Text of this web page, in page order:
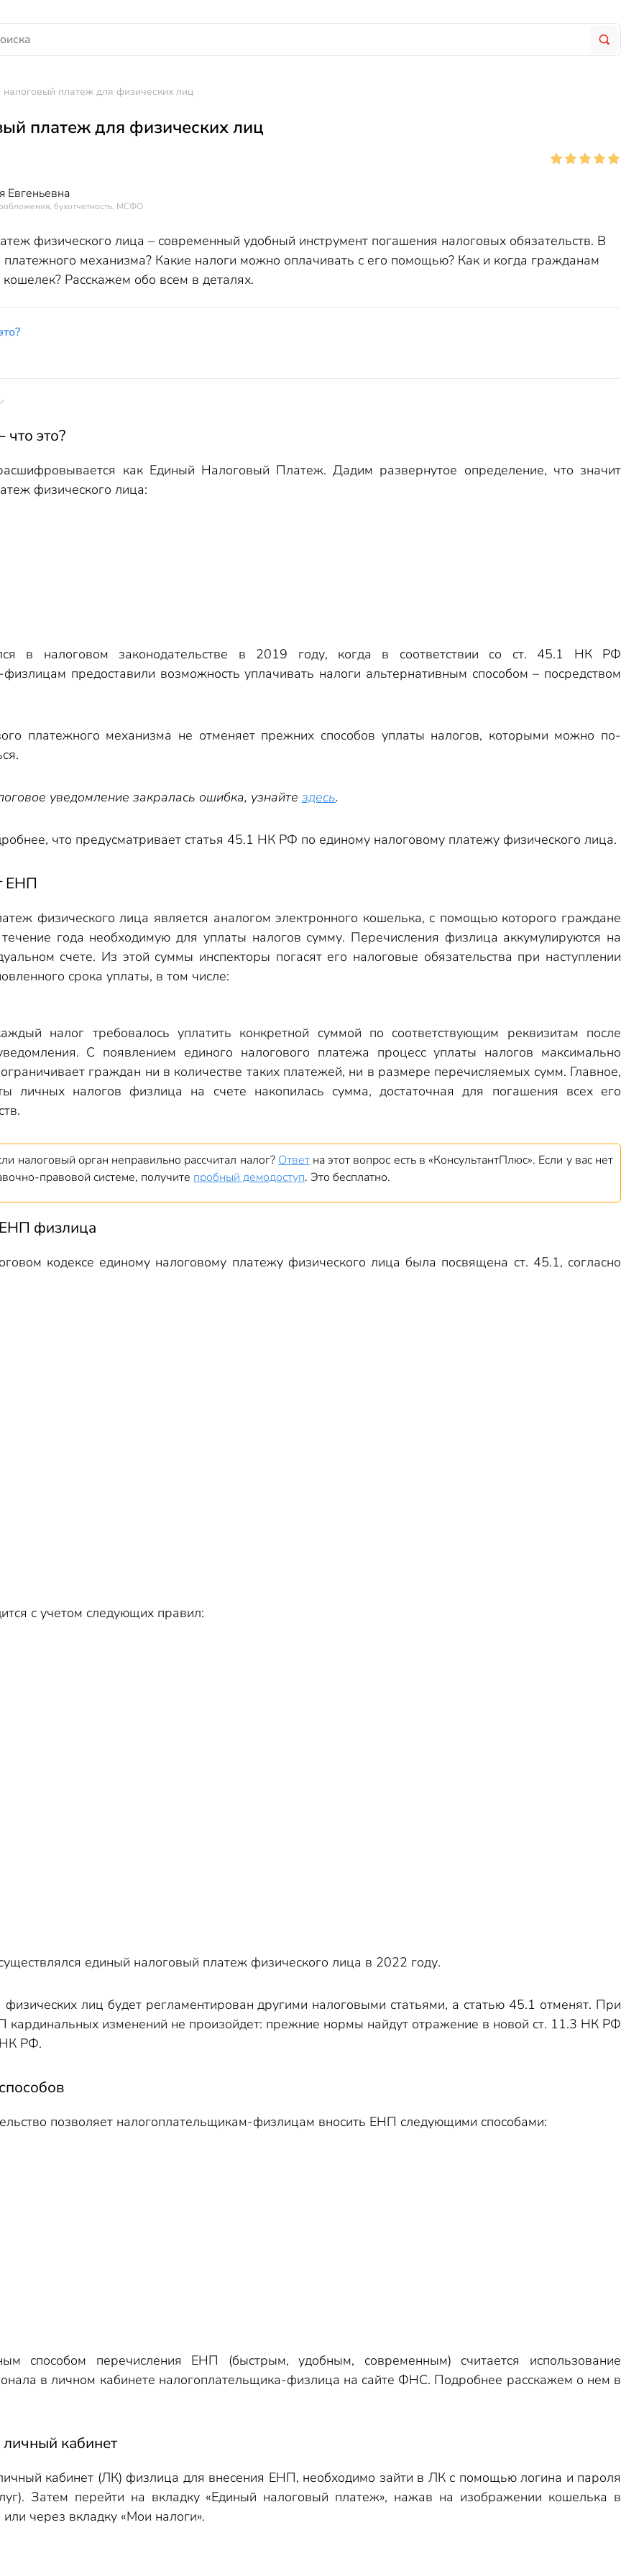
налоговый платеж для физических лиц
платеж для физических лиц
Евгеньевна
бухотчетность, МСФО
физического лица – современный удобный инструмент погашения налоговых обязательств. В
платежного механизма? Какие налоги можно оплачивать с его помощью? Как и когда гражданам
Расскажем обо всем в деталях.
платежом
это?
как Единый Налоговый Платеж. Дадим развернутое определение, что значит
физического лица:
в налоговом законодательстве в 2019 году, когда в соответствии со ст. 45.1 НК РФ
предоставили возможность уплачивать налоги альтернативным способом – посредством
платежного механизма не отменяет прежних способов уплаты налогов, которыми можно по-
уведомление закралась ошибка, узнайте здесь.
что предусматривает статья 45.1 НК РФ по единому налоговому платежу физического лица.
ЕНП
физического лица является аналогом электронного кошелька, с помощью которого граждане
года необходимую для уплаты налогов сумму. Перечисления физлица аккумулируются на
счете. Из этой суммы инспекторы погасят его налоговые обязательства при наступлении
срока уплаты, в том числе:
налог требовалось уплатить конкретной суммой по соответствующим реквизитам после
С появлением единого налогового платежа процесс уплаты налогов максимально
граждан ни в количестве таких платежей, ни в размере перечисляемых сумм. Главное,
личных налогов физлица на счете накопилась сумма, достаточная для погашения всех его
налоговый орган неправильно рассчитал налог? Ответна этот вопрос есть в «КонсультантПлюс». Если у вас нет
правовой системе, получите пробный демодоступ. Это бесплатно.
физлица
кодексе единому налоговому платежу физического лица была посвящена ст. 45.1, согласно
с учетом следующих правил:
единый налоговый платеж физического лица в 2022 году.
лиц будет регламентирован другими налоговыми статьями, а статью 45.1 отменят. При
кардинальных изменений не произойдет: прежние нормы найдут отражение в новой ст. 11.3 НК РФ
НК РФ.
позволяет налогоплательщикам-физлицам вносить ЕНП следующими способами:
способом перечисления ЕНП (быстрым, удобным, современным) считается использование
в личном кабинете налогоплательщика-физлица на сайте ФНС. Подробнее расскажем о нем в
кабинет
кабинет (ЛК) физлица для внесения ЕНП, необходимо зайти в ЛК с помощью логина и пароля
Затем перейти на вкладку «Единый налоговый платеж», нажав на изображении кошелька в
через вкладку «Мои налоги».